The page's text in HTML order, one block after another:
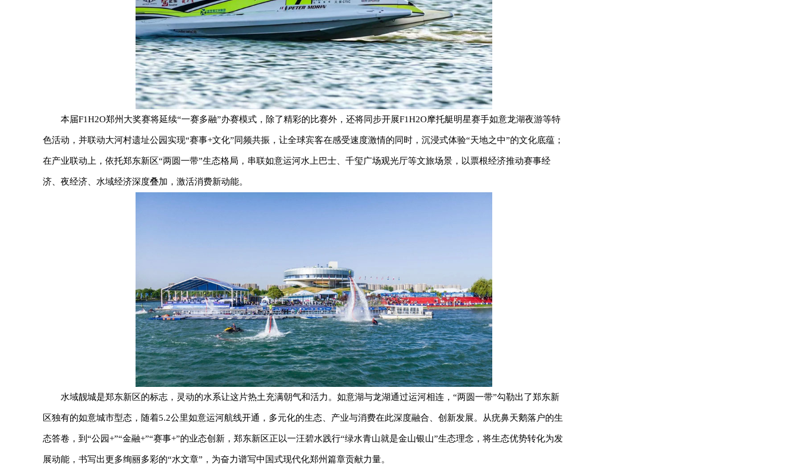
本届F1H2O郑州大奖赛将延续“一赛多融”办赛模式，除了精彩的比赛外，还将同步开展F1H2O摩托艇明星赛手如意龙湖夜游等特
色活动，并联动大河村遗址公园实现“赛事+文化”同频共振，让全球宾客在感受速度激情的同时，沉浸式体验“天地之中”的文化底蕴；
在产业联动上，依托郑东新区“两圆一带”生态格局，串联如意运河水上巴士、千玺广场观光厅等文旅场景，以票根经济推动赛事经
济、夜经济、水域经济深度叠加，激活消费新动能。
水域靓城是郑东新区的标志，灵动的水系让这片热土充满朝气和活力。如意湖与龙湖通过运河相连，“两圆一带”勾勒出了郑东新
区独有的如意城市型态，随着5.2公里如意运河航线开通，多元化的生态、产业与消费在此深度融合、创新发展。从疣鼻天鹅落户的生
态答卷，到“公园+”“金融+”“赛事+”的业态创新，郑东新区正以一汪碧水践行“绿水青山就是金山银山”生态理念，将生态优势转化为发
展动能，书写出更多绚丽多彩的“水文章”，为奋力谱写中国式现代化郑州篇章贡献力量。